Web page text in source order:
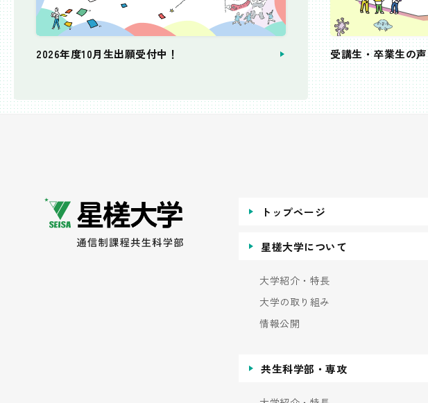
2026年度10月生出願受付中！
個別相談会 受講生・卒業生の声
トップページ
星槎大学について
大学紹介・特長
大学の取り組み
情報公開
共生科学部・専攻